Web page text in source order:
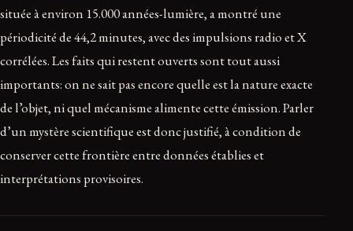
située à environ 15.000 années-lumière, a montré une
périodicité de 44,2 minutes, avec des impulsions radio et X
corrélées. Les faits qui restent ouverts sont tout aussi
importants: on ne sait pas encore quelle est la nature exacte
de l’objet, ni quel mécanisme alimente cette émission. Parler
d’un mystère scientifique est donc justifié, à condition de
conserver cette frontière entre données établies et
interprétations provisoires.